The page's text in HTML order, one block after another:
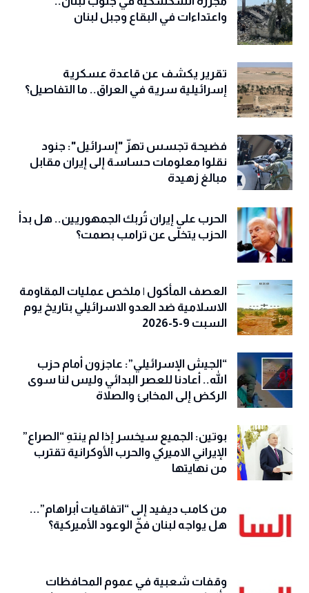
واعتداءات في البقاع وجبل لبنان
تقرير يكشف عن قاعدة عسكرية
إسرائيلية سرية في العراق.. ما التفاصيل؟
فضيحة تجسس تهزّ "إسرائيل": جنود
نقلوا معلومات حساسة إلى إيران مقابل
مبالغ زهيدة
الحرب على إيران تُربك الجمهوريين.. هل بدأ
الحزب يتخلّى عن ترامب بصمت؟
العصف المأكول | ملخص عمليات المقاومة
الاسلامية ضد العدو الاسرائيلي بتاريخ يوم
السبت 9-5-2026
“الجيش الإسرائيلي”: عاجزون أمام حزب
الله.. أعادنا للعصر البدائي وليس لنا سوى
الركض إلى المخابئ والصلاة
بوتين: الجميع سيخسر إذا لم ينتهِ “الصراع”
الإيراني الاميركي والحرب الأوكرانية تقترب
من نهايتها
من كامب ديفيد إلى “اتفاقيات أبراهام”...
هل يواجه لبنان فخّ الوعود الأميركية؟
وقفات شعبية في عموم المحافظات